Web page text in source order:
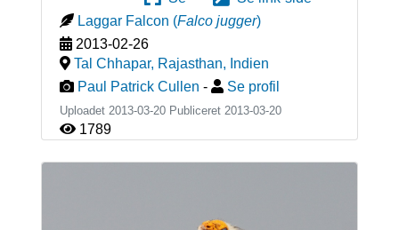
Laggar Falcon (Falco jugger)
2013-02-26
Tal Chhapar, Rajasthan, Indien
Paul Patrick Cullen - Se profil
Uploadet 2013-03-20 Publiceret 2013-03-20
1789